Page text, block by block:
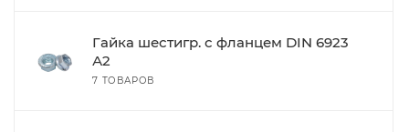
Гайка шестигр. с фланцем DIN 6923
А2
7 ТОВАРОВ